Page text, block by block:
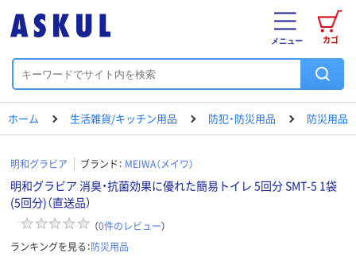
カゴ
メニュー
ホーム 生活雑貨/キッチン用品 防犯・防災用品 防災用品
明和グラビア ブランド： MEIWA（メイワ）
明和グラビア 消臭・抗菌効果に優れた簡易トイレ 5回分 SMT-5 1袋
(5回分)（直送品）
（0件のレビュー）
ランキングを見る：防災用品